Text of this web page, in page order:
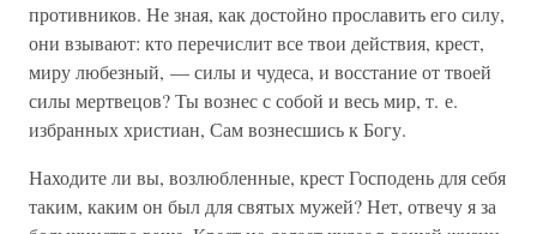
противников. Не зная, как достойно прославить его силу,
они взывают: кто перечислит все твои действия, крест,
миру любезный, — силы и чудеса, и восстание от твоей
силы мертвецов? Ты вознес с собой и весь мир, т. е.
избранных христиан, Сам вознесшись к Богу.
Находите ли вы, возлюбленные, крест Господень для себя
таким, каким он был для святых мужей? Нет, отвечу я за